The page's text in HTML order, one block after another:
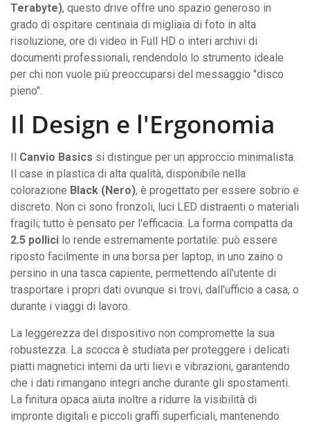
Terabyte), questo drive offre uno spazio generoso in
grado di ospitare centinaia di migliaia di foto in alta
risoluzione, ore di video in Full HD o interi archivi di
documenti professionali, rendendolo lo strumento ideale
per chi non vuole più preoccuparsi del messaggio "disco
pieno".
Il Design e l'Ergonomia
Il Canvio Basics si distingue per un approccio minimalista.
Il case in plastica di alta qualità, disponibile nella
colorazione Black (Nero), è progettato per essere sobrio e
discreto. Non ci sono fronzoli, luci LED distraenti o materiali
fragili; tutto è pensato per l'efficacia. La forma compatta da
2.5 pollici lo rende estremamente portatile: può essere
riposto facilmente in una borsa per laptop, in uno zaino o
persino in una tasca capiente, permettendo all'utente di
trasportare i propri dati ovunque si trovi, dall'ufficio a casa, o
durante i viaggi di lavoro.
La leggerezza del dispositivo non compromette la sua
robustezza. La scocca è studiata per proteggere i delicati
piatti magnetici interni da urti lievi e vibrazioni, garantendo
che i dati rimangano integri anche durante gli spostamenti.
La finitura opaca aiuta inoltre a ridurre la visibilità di
impronte digitali e piccoli graffi superficiali, mantenendo